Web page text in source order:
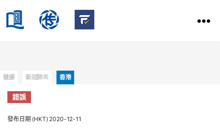
HKBU
of
Communication
Categories
健康 新冠肺炎 香港
錯誤
發布日期 (HKT) 2020-12-11